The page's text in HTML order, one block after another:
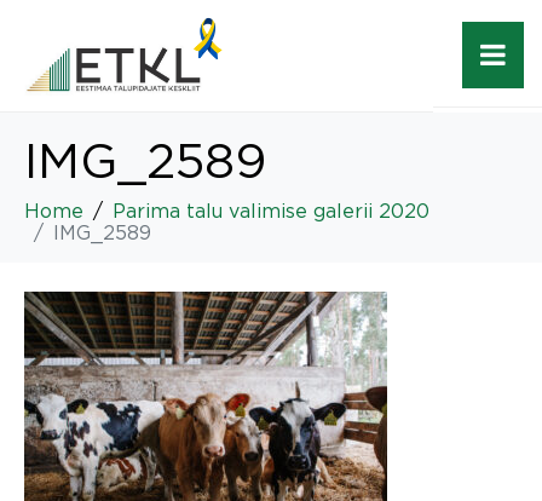
IMG_2589
Home
Parima talu valimise galerii 2020
IMG_2589